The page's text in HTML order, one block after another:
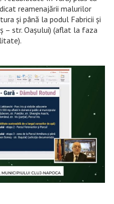
reamenajării malurilor
şi până la podul Fabricii şi
– str. Oaşului) (aflat la faza